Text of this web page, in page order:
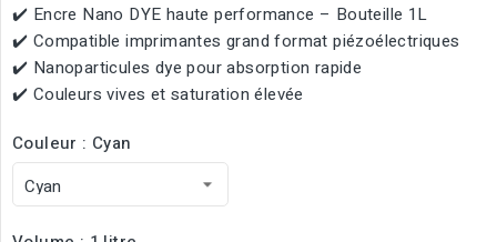
✔️ Encre Nano DYE haute performance – Bouteille 1L
✔️ Compatible imprimantes grand format piézoélectriques
✔️ Nanoparticules dye pour absorption rapide
✔️ Couleurs vives et saturation élevée
Couleur : Cyan